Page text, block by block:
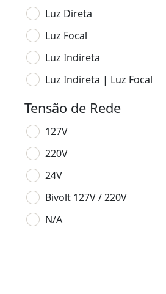
Luz Direta
Luz Focal
Luz Indireta
Luz Indireta | Luz Focal
Tensão de Rede
127V
220V
24V
Bivolt 127V / 220V
N/A